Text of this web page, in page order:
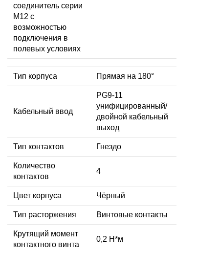
соединитель серии
M12 с
возможностью
подключения в
полевых условиях
Тип корпуса Прямая на 180°
Кабельный ввод
PG9-11
унифицированный/
двойной кабельный
выход
Тип контактов Гнездо
Количество
контактов
4
Цвет корпуса Чёрный
Тип расторжения Винтовые контакты
Крутящий момент
контактного винта
0,2 Н*м